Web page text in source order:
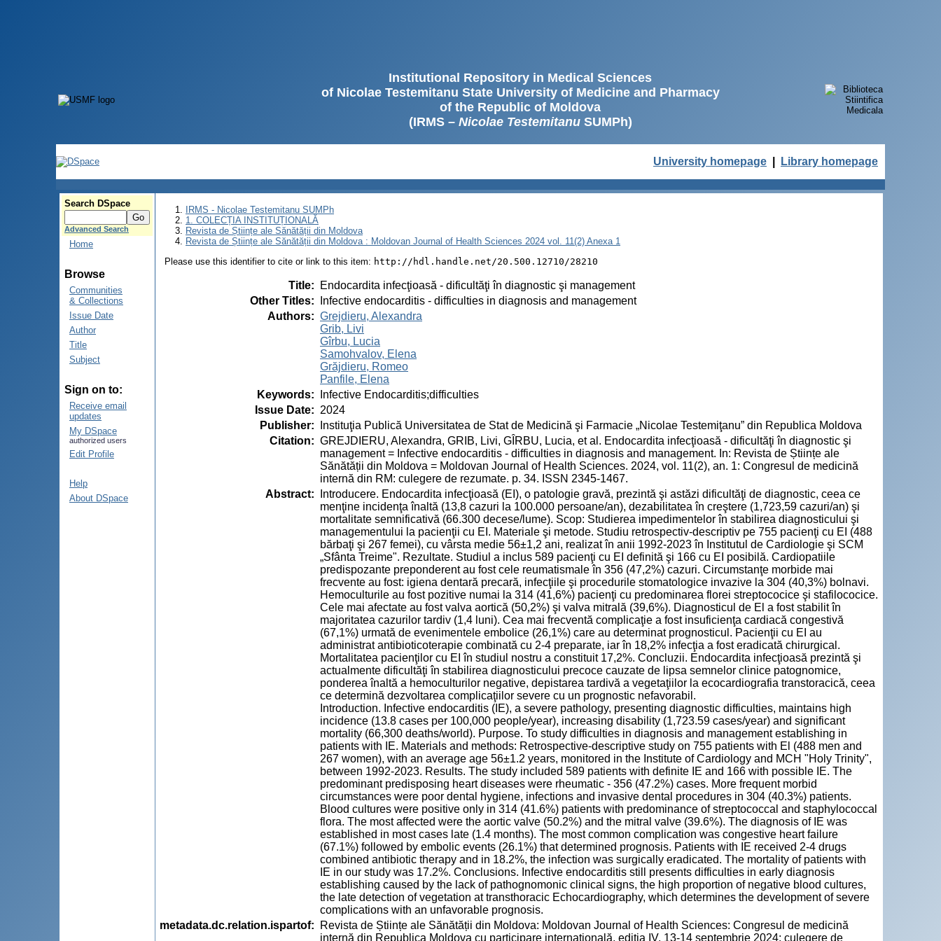
Institutional Repository in Medical Sciences
of Nicolae Testemitanu State University of Medicine and Pharmacy
of the Republic of Moldova
(IRMS – Nicolae TestemitanuSUMPh)
University homepage Library homepage
Search DSpace
Advanced Search
Home
Browse
Communities
& Collections
Issue Date
Author
Title
Subject
Sign on to:
Receive email
updates
My DSpace
authorized users
Edit Profile
Help
About DSpace
IRMS - Nicolae Testemitanu SUMPh
1. COLECȚIA INSTITUȚIONALĂ
Revista de Științe ale Sănătății din Moldova
Revista de Științe ale Sănătății din Moldova : Moldovan Journal of Health Sciences 2024 vol. 11(2) Anexa 1
Please use this identifier to cite or link to this item: http://hdl.handle.net/20.500.12710/28210
Title:
Endocardita infecţioasă - dificultăţi în diagnostic şi management
Other Titles:
Infective endocarditis - difficulties in diagnosis and management
Authors: Grejdieru, Alexandra
Grib, Livi
Gîrbu, Lucia
Samohvalov, Elena
Grăjdieru, Romeo
Раnfile, Elena
Keywords:
Infective Endocarditis;difficulties
Issue Date: 2024
Publisher:
Instituţia Publică Universitatea de Stat de Medicină şi Farmacie „Nicolae Testemiţanu” din Republica Moldova
Citation: GREJDIERU, Alexandra, GRIB, Livi, GÎRBU, Lucia, et al. Endocardita infecţioasă - dificultăţi în diagnostic şi
management = Infective endocarditis - difficulties in diagnosis and management. In: Revista de Științe ale
Sănătății din Moldova = Moldovan Journal of Health Sciences. 2024, vol. 11(2), an. 1: Congresul de medicină
internă din RM: culegere de rezumate. p. 34. ISSN 2345-1467.
Abstract:
Introducere. Endocardita infecţioasă (EI), o patologie gravă, prezintă şi astăzi dificultăţi de diagnostic, ceea ce
menţine incidenţa înaltă (13,8 cazuri la 100.000 persoane/an), dezabilitatea în creştere (1,723,59 cazuri/an) şi
mortalitate semnificativă (66.300 decese/lume). Scop: Studierea impedimentelor în stabilirea diagnosticului şi
managementului la pacienţii cu EI. Materiale şi metode. Studiu retrospectiv-descriptiv pe 755 pacienţi cu EI (488
bărbaţi şi 267 femei), cu vârsta medie 56±1,2 ani, realizat în anii 1992-2023 în Institutul de Cardiologie şi SCM
„Sfânta Treime". Rezultate. Studiul a inclus 589 pacienţi cu EI definită şi 166 cu EI posibilă. Cardiopatiile
predispozante preponderent au fost cele reumatismale în 356 (47,2%) cazuri. Circumstanţe morbide mai
frecvente au fost: igiena dentară precară, infecţiile şi procedurile stomatologice invazive la 304 (40,3%) bolnavi.
Hemoculturile au fost pozitive numai la 314 (41,6%) pacienţi cu predominarea florei streptococice şi stafilococice.
Cele mai afectate au fost valva aortică (50,2%) şi valva mitrală (39,6%). Diagnosticul de El a fost stabilit în
majoritatea cazurilor tardiv (1,4 luni). Cea mai frecventă complicaţie a fost insuficienţa cardiacă congestivă
(67,1%) urmată de evenimentele embolice (26,1%) care au determinat prognosticul. Pacienţii cu EI au
administrat antibioticoterapie combinată cu 2-4 preparate, iar în 18,2% infecţia a fost eradicată chirurgical.
Mortalitatea pacienţilor cu EI în studiul nostru a constituit 17,2%. Concluzii. Endocardita infecţioasă prezintă şi
actualmente dificultăţi în stabilirea diagnosticului precoce cauzate de lipsa semnelor clinice patognomice,
ponderea înaltă a hemoculturilor negative, depistarea tardivă a vegetaţiilor la ecocardiografia transtoracică, ceea
ce determină dezvoltarea complicaţiilor severe cu un prognostic nefavorabil.
Introduction. Infective endocarditis (IE), a severe pathology, presenting diagnostic difficulties, maintains high
incidence (13.8 cases per 100,000 people/year), increasing disability (1,723.59 cases/year) and significant
mortality (66,300 deaths/world). Purpose. To study difficulties in diagnosis and management establishing in
patients with IE. Materials and methods: Retrospective-descriptive study on 755 patients with El (488 men and
267 women), with an average age 56±1.2 years, monitored in the Institute of Cardiology and MCH "Holy Trinity",
between 1992-2023. Results. The study included 589 patients with definite IE and 166 with possible IE. The
predominant predisposing heart diseases were rheumatic - 356 (47.2%) cases. More frequent morbid
circumstances were poor dental hygiene, infections and invasive dental procedures in 304 (40.3%) patients.
Blood cultures were positive only in 314 (41.6%) patients with predominance of streptococcal and staphylococcal
flora. The most affected were the aortic valve (50.2%) and the mitral valve (39.6%). The diagnosis of IE was
established in most cases late (1.4 months). The most common complication was congestive heart failure
(67.1%) followed by embolic events (26.1%) that determined prognosis. Patients with IE received 2-4 drugs
combined antibiotic therapy and in 18.2%, the infection was surgically eradicated. The mortality of patients with
IE in our study was 17.2%. Conclusions. Infective endocarditis still presents difficulties in early diagnosis
establishing caused by the lack of pathognomonic clinical signs, the high proportion of negative blood cultures,
the late detection of vegetation at transthoracic Echocardiography, which determines the development of severe
complications with an unfavorable prognosis.
metadata.dc.relation.ispartof:
Revista de Științe ale Sănătății din Moldova: Moldovan Journal of Health Sciences: Congresul de medicină
internă din Republica Moldova cu participare internațională, ediția IV, 13-14 septembrie 2024: culegere de